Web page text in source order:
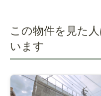
この物件を見た
います